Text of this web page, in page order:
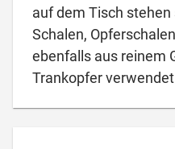
auf dem Tisch
Schalen,
ebenfalls aus reinem
Trankopfer